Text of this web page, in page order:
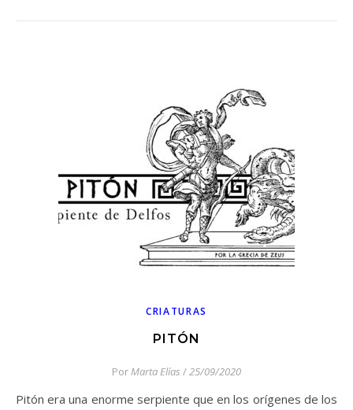
CRIATURAS
PITÓN
PorMarta Elías /25/09/2020
Pitón era una enorme serpiente que en los orígenes de los